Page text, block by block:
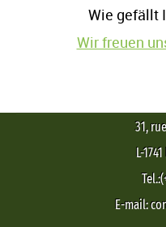
Wie gefällt
Wir freuen
31,
L-
E-mail: